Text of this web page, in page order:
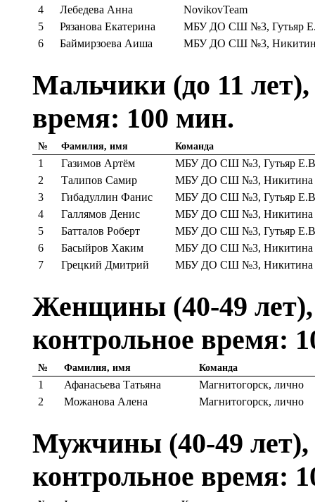
4
Лебедева Анна
NovikovTeam
5
Рязанова Екатерина
МБУ ДО СШ №3, Гутьяр
6
Баймирзоева Аиша МБУ ДО СШ №3,
Мальчики (до 11
время: 100 мин.
№ Фамилия, имя Команда
1 Газимов Артём
МБУ ДО СШ №3, Гутьяр
2
Талипов Самир
МБУ ДО СШ №3, Никитина
3
Гибадуллин Фанис
МБУ ДО СШ №3, Гутьяр
4
Галлямов Денис
МБУ ДО СШ №3, Никитина
5
Батталов Роберт
МБУ ДО СШ №3, Гутьяр
6
Басыйров Хаким
МБУ ДО СШ №3, Никитина
7
Грецкий Дмитрий МБУ ДО СШ №3, Никитина
Женщины (40-49
контрольное время:
№ Фамилия, имя Команда
1 Афанасьева Татьяна
Магнитогорск, лично
2
Можанова Алена Магнитогорск, лично
Мужчины (40-49
контрольное время: